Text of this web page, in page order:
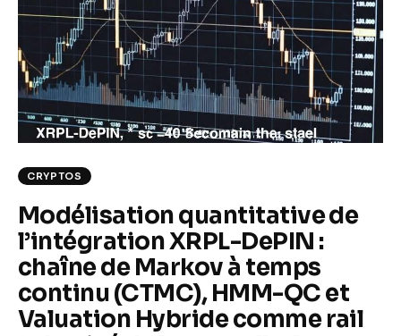
Climate
Markets
Tech
Reports
CRYPTOS
Modélisation quantitative de
l’intégration XRPL-DePIN :
chaîne de Markov à temps
continu (CTMC), HMM-QC et
Valuation Hybride comme rail